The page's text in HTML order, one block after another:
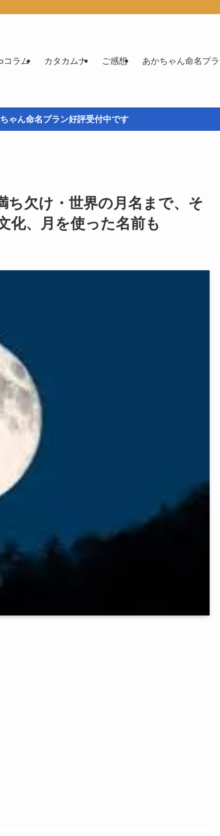
コラム カタカムナ ご感想 あかちゃん命名プ
ゃん命名プラン好評受付中です
ち欠け・世界の月名まで、そ
化、月を使った名前も